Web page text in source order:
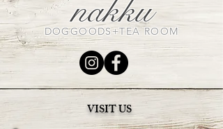
nakku
DOGGOODS+TEA ROOM
VISIT US